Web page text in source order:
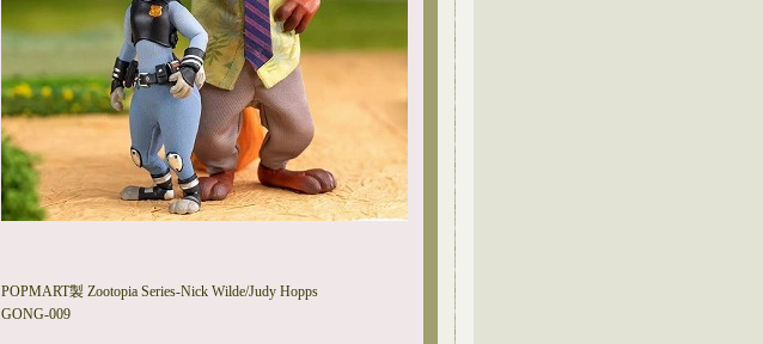
POPMART製 Zootopia Series-Nick Wilde/Judy Hopps
GONG-009